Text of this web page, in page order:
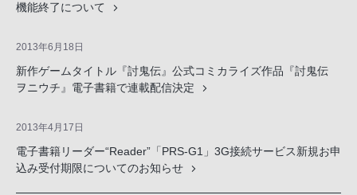
機能終了について
2013年6月18日
新作ゲームタイトル『討鬼伝』公式コミカライズ作品『討鬼伝
ヲニウチ』電子書籍で連載配信決定
2013年4月17日
電子書籍リーダー“Reader”「PRS-G1」3G接続サービス新規お申
込み受付期限についてのお知らせ